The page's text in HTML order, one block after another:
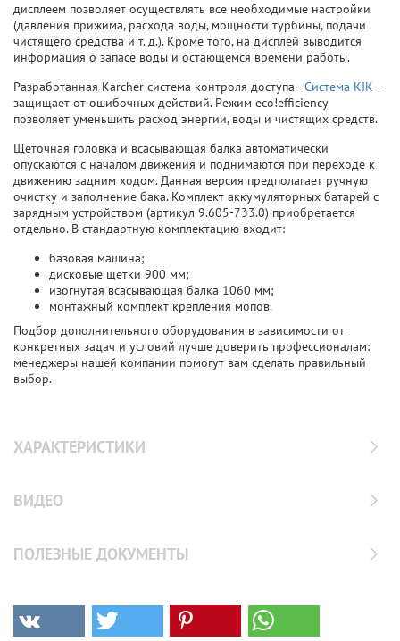
дисплеем позволяет осуществлять все необходимые настройки
(давления прижима, расхода воды, мощности турбины, подачи
чистящего средства и т. д.). Кроме того, на дисплей выводится
информация о запасе воды и остающемся времени работы.
Разработанная Karcher система контроля доступа -Система KIK -
защищает от ошибочных действий. Режим eco!efficiency
позволяет уменьшить расход энергии, воды и чистящих средств.
Щеточная головка и всасывающая балка автоматически
опускаются с началом движения и поднимаются при переходе к
движению задним ходом. Данная версия предполагает ручную
очистку и заполнение бака. Комплект аккумуляторных батарей с
зарядным устройством (артикул 9.605-733.0) приобретается
отдельно. В стандартную комплектацию входит:
базовая машина;
дисковые щетки 900 мм;
изогнутая всасывающая балка 1060 мм;
монтажный комплект крепления мопов.
Подбор дополнительного оборудования в зависимости от
конкретных задач и условий лучше доверить профессионалам:
менеджеры нашей компании помогут вам сделать правильный
выбор.
ХАРАКТЕРИСТИКИ
ВИДЕО
ПОЛЕЗНЫЕ ДОКУМЕНТЫ